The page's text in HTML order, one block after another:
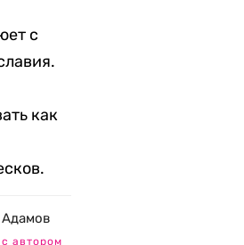
с
как
автором